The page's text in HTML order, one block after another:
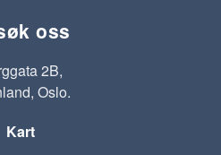
oss
2B,
Oslo.
Kart